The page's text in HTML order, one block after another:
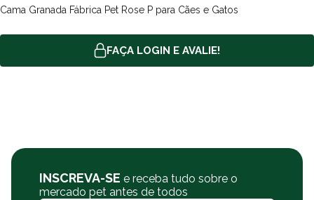
Tecido
Oxford 100% POLIÉSTER
Cama Granada Fábrica Pet Rose P para Cães e Gatos
FAÇA LOGIN E AVALIE!
INSCREVA-SE e receba tudo sobre o
mercado pet antes de todos